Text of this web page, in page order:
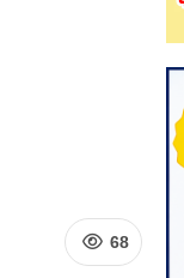
68